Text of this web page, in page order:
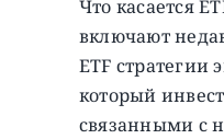
Что касается
включают
ETF стратегии
который
связанными с